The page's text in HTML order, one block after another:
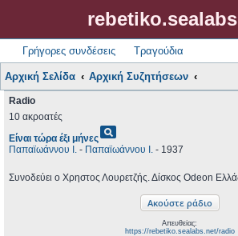
Γρήγορες συνδέσεις Τραγούδια
Αρχική Σελίδα Αρχική Συζητήσεων
Radio
10 ακροατές
Είναι τώρα έξι μήνεςpageview
Παπαϊωάννου Ι. - Παπαϊωάννου Ι. - 1937
Συνοδεύει ο Χρηστος Λουρετζής. Δίσκος Odeon
Απευθείας:
https://rebetiko.sealabs.net/radio